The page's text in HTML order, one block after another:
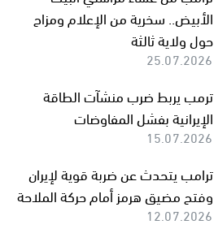
الأبيض.. سخرية من الإعلام ومزاح
حول ولاية ثالثة
25.07.2026
ترمب يربط ضرب منشآت الطاقة
الإيرانية بفشل المفاوضات
15.07.2026
ترامب يتحدث عن ضربة قوية لإيران
وفتح مضيق هرمز أمام حركة الملاحة
12.07.2026